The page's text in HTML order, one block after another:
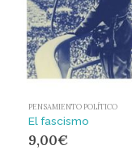
PENSAMIENTO POLÍTICO
El fascismo
9,00€